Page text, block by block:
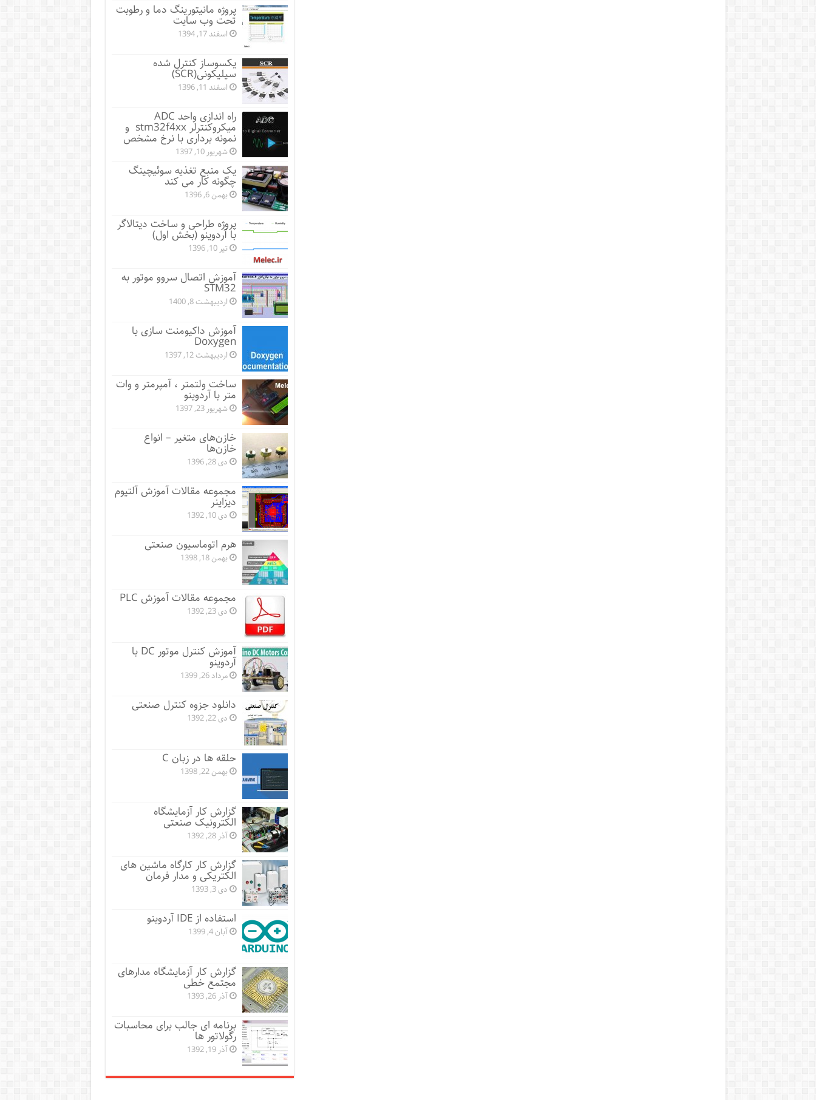
پروژه مانيتورينگ دما و رطوبت
تحت وب سایت
اسفند 17, 1394
یکسوساز کنترل شده
سیلیکونی(SCR)
اسفند 11, 1396
راه اندازی واحد ADC
میکروکنترلر stm32f4xx و
نمونه برداری با نرخ مشخص
شهریور 10, 1397
یک منبع تغذیه سوئیچینگ
چگونه کار می کند
بهمن 6, 1396
پروژه طراحی و ساخت دیتالاگر
با آردوینو (بخش اول)
تیر 10, 1396
آموزش اتصال سروو موتور به
STM32
اردیبهشت 8, 1400
آموزش داکیومنت سازی با
Doxygen
اردیبهشت 12, 1397
ساخت ولتمتر ، آمپرمتر و وات
متر با آردوینو
شهریور 23, 1397
خازن‌های متغیر – انواع
خازن‌ها
دی 28, 1396
مجموعه مقالات آموزش آلتیوم
دیزاینر
دی 10, 1392
هرم اتوماسیون صنعتی
بهمن 18, 1398
مجموعه مقالات آموزش PLC
دی 23, 1392
آموزش کنترل موتور DC با
آردوینو
مرداد 26, 1399
دانلود جزوه کنترل صنعتی
دی 22, 1392
حلقه ها در زبان C
بهمن 22, 1398
گزارش کار آزمایشگاه
الکترونیک صنعتی
آذر 28, 1392
گزارش کار کارگاه ماشین های
الکتریکی و مدار فرمان
دی 3, 1393
استفاده از IDE آردوینو
آبان 4, 1399
گزارش کار آزمایشگاه مدارهای
مجتمع خطی
آذر 26, 1393
برنامه ای جالب برای محاسبات
رگولاتور ها
آذر 19, 1392